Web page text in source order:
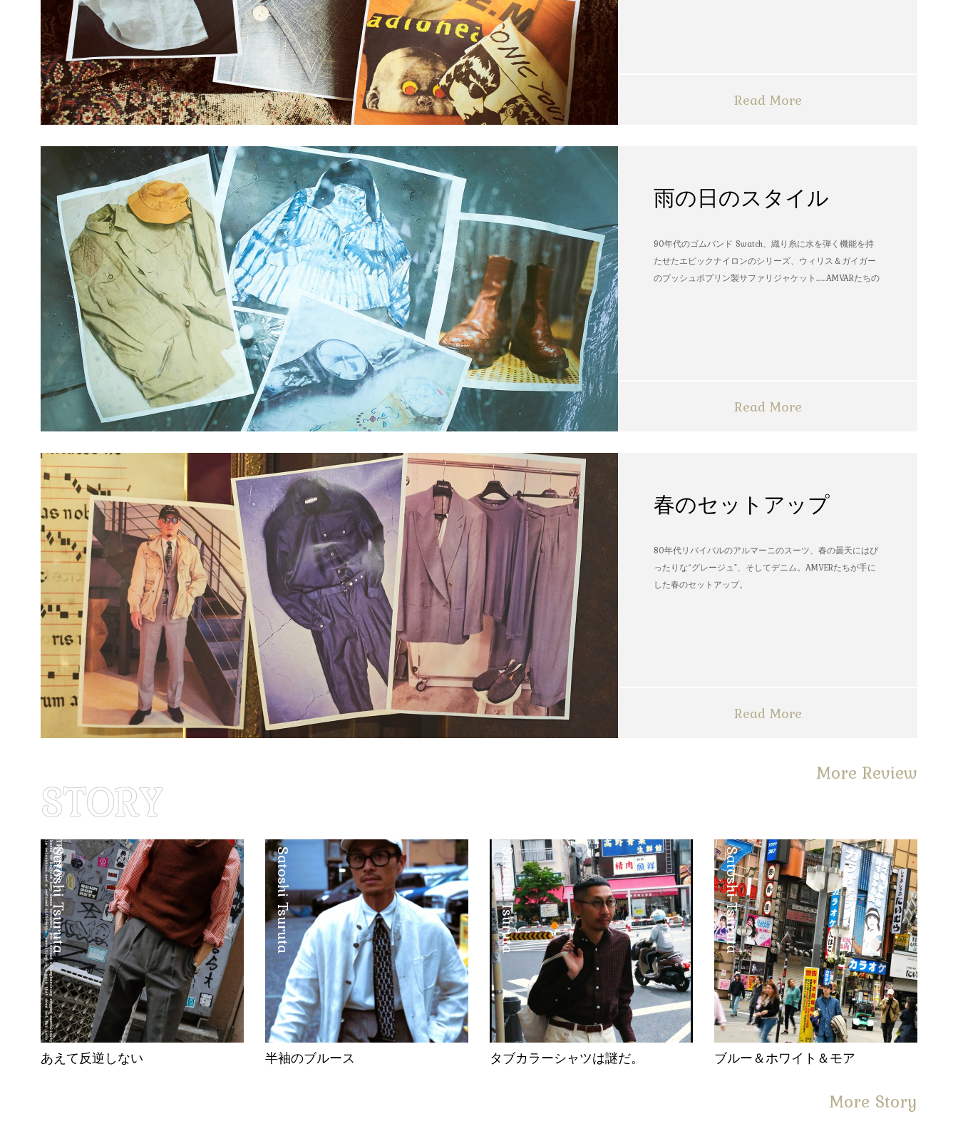
Read More
雨の日のスタイル
90年代のゴムバンド Swatch、織り糸に水を弾く機能を持
たせたエピックナイロンのシリーズ、ウィリス＆ガイガー
のブッシュポプリン製サファリジャケット……AMVARたちの
Read More
春のセットアップ
80年代リバイバルのアルマーニのスーツ、春の曇天にはぴ
ったりな“グレージュ”、そしてデニム。AMVERたちが手に
した春のセットアップ。
Read More
More Review
Satoshi Tsuruta
あえて反逆しない
Satoshi Tsuruta
半袖のブルース
Satoshi Tsuruta
タブカラーシャツは謎だ。
Satoshi Tsuruta
ブルー＆ホワイト＆モア
More Story